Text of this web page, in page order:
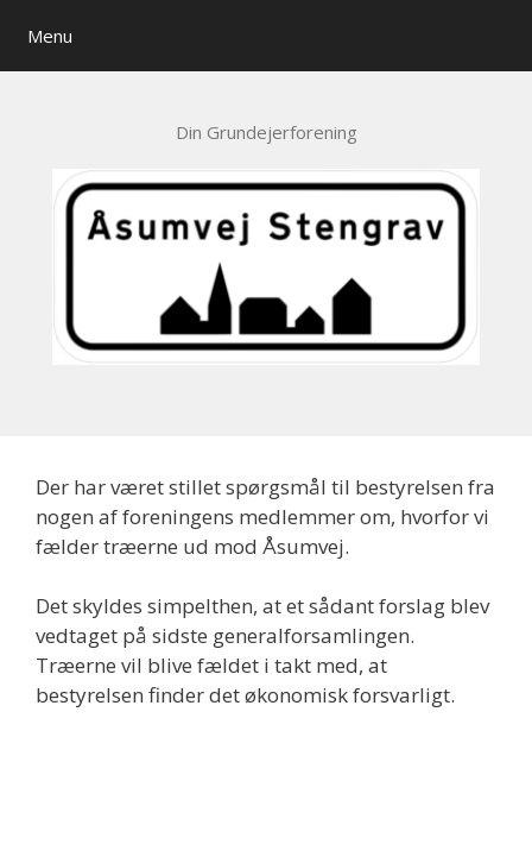
indhold
Menu
Din Grundejerforening
Der har været stillet spørgsmål til bestyrelsen fra
nogen af foreningens medlemmer om, hvorfor vi
fælder træerne ud mod Åsumvej.
Det skyldes simpelthen, at et sådant forslag blev
vedtaget på sidste generalforsamlingen.
Træerne vil blive fældet i takt med, at
bestyrelsen finder det økonomisk forsvarligt.